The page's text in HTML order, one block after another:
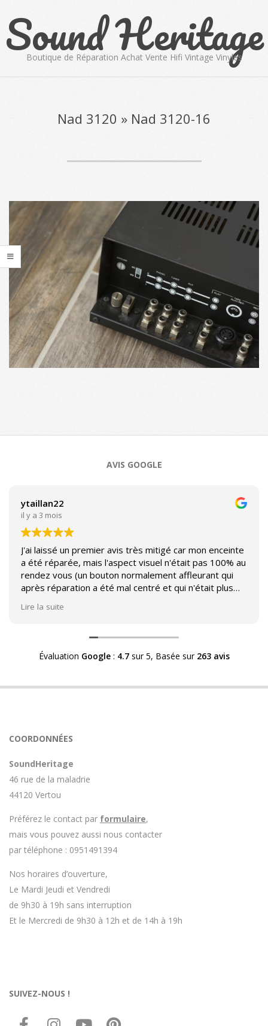
content
Sound Heritage
Boutique de Réparation Achat Vente Hifi Vintage Vinyles
Nad 3120 » Nad 3120-16
AVIS GOOGLE
ytaillan22
il y a 3 mois
J'ai laissé un premier avis très mitigé car mon enceinte
a été réparée, mais l'aspect visuel n'était pas 100% au
rendez vous (un bouton normalement affleurant qui
après réparation a été mal centré et qui n'était plus
Héritage afin d'échanger sur mon expérience et on
m'a fourni des explications sur le pourquoi cet aspect
visuel.
enceinte n'est plus fabriqué (et donc vendu) et que
Avoir ce genre d'explication est utile et valorisant pour
rendez le matériel.
Lire la suite
Évaluation Google: 4.7sur 5, Basée sur 263 avis
COORDONNÉES
SoundHeritage
46 rue de la maladrie
44120 Vertou
Préférez le contact par formulaire,
mais vous pouvez aussi nous contacter
par téléphone : 0951491394
Nos horaires d’ouverture,
Le Mardi Jeudi et Vendredi
de 9h30 à 19h sans interruption
Et le Mercredi de 9h30 à 12h et de 14h à 19h
SUIVEZ-NOUS !